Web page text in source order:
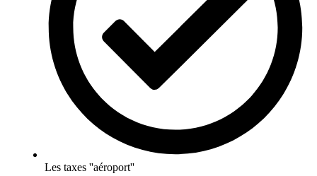
Les taxes ''aéroport''